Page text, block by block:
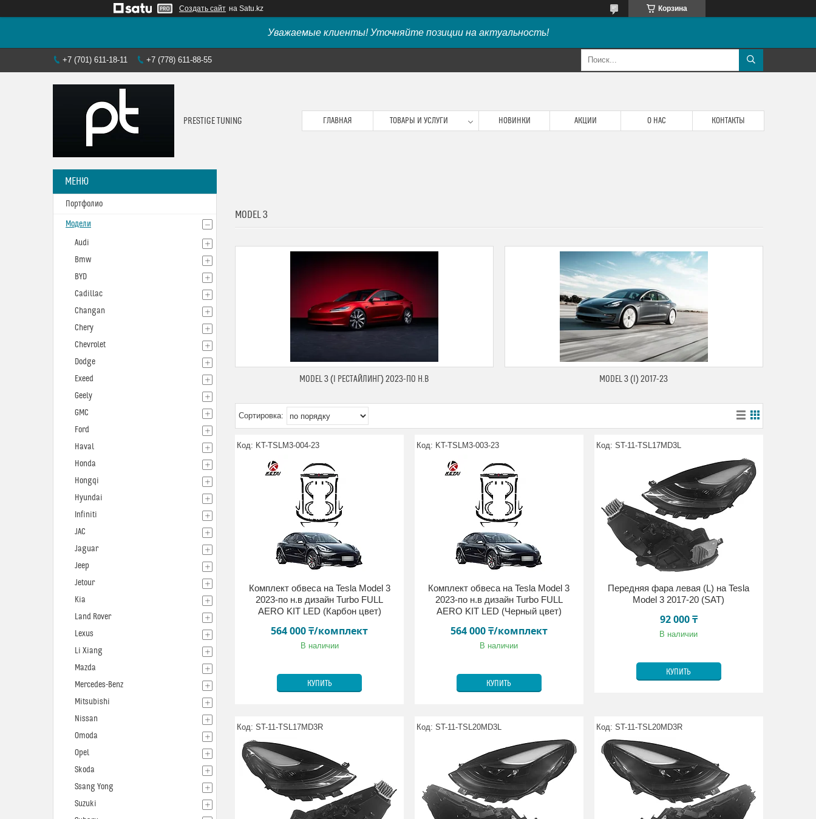
Создать сайт на Satu.kz Корзина
Уважаемые клиенты! Уточняйте позиции на актуальность!
+7 (701) 611-18-11 +7 (778) 611-88-55
PRESTIGE TUNING ГЛАВНАЯ ТОВАРЫ И УСЛУГИ НОВИНКИ АКЦИИ О НАС КОНТАКТЫ
MODEL 3
MODEL 3 (I РЕСТАЙЛИНГ) 2023-ПО Н.В MODEL 3 (I) 2017-23
KT-TSLM3-004-23
Комплект обвеса на Tesla Model 3
2023-по н.в дизайн Turbo FULL
AERO KIT LED (Карбон цвет)
564 000 ₸/комплект
В наличии
КУПИТЬ
KT-TSLM3-003-23
Комплект обвеса на Tesla Model 3
2023-по н.в дизайн Turbo FULL
AERO KIT LED (Черный цвет)
564 000 ₸/комплект
В наличии
КУПИТЬ
ST-11-TSL17MD3L
Передняя фара левая (L) на Tesla
Model 3 2017-20 (SAT)
92 000 ₸
В наличии
КУПИТЬ
ST-11-TSL17MD3R ST-11-TSL20MD3L ST-11-TSL20MD3R
Портфолио
Модели
Audi
Bmw
BYD
Cadillac
Changan
Chery
Chevrolet
Dodge
Exeed
Geely
GMC
Ford
Haval
Honda
Hongqi
Hyundai
Infiniti
JAC
Jaguar
Jeep
Jetour
Kia
Land Rover
Lexus
Li Xiang
Mazda
Mercedes-Benz
Mitsubishi
Nissan
Omoda
Opel
Skoda
Ssang Yong
Suzuki